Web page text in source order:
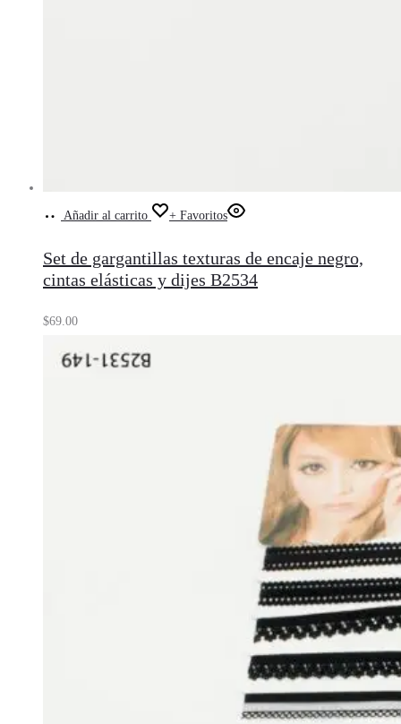
Añadir al carrito + Favoritos
Set de gargantillas texturas de encaje negro,
cintas elásticas y dijes B2534
$69.00